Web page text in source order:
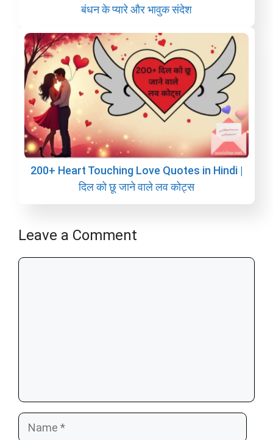
बंधन के प्यारे और भावुक संदेश
200+ Heart Touching Love Quotes in Hindi |
दिल को छू जाने वाले लव कोट्स
Leave a Comment
Comment
Name